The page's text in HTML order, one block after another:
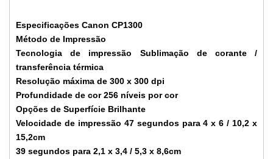
Especificações Canon CP1300
Método de Impressão
Tecnologia de impressão Sublimação de corante /
transferência térmica
Resolução máxima de 300 x 300 dpi
Profundidade de cor 256 níveis por cor
Opções de Superfície Brilhante
Velocidade de impressão 47 segundos para 4 x 6 / 10,2 x
15,2cm
39 segundos para 2,1 x 3,4 / 5,3 x 8,6cm